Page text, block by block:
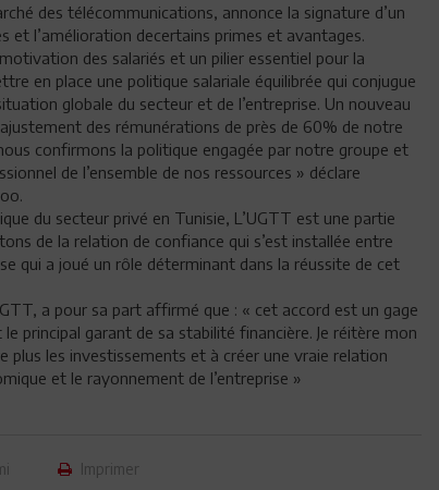
des télécommunications, annonce la signature d’un
et l’amélioration decertains primes et avantages.
des salariés et un pilier essentiel pour la
en place une politique salariale équilibrée qui conjugue
globale du secteur et de l’entreprise. Un nouveau
des rémunérations de près de 60% de notre
confirmons la politique engagée par notre groupe et
de l’ensemble de nos ressources » déclare
du secteur privé en Tunisie, L’UGTT est une partie
de la relation de confiance qui s’est installée entre
qui a joué un rôle déterminant dans la réussite de cet
a pour sa part affirmé que : « cet accord est un gage
principal garant de sa stabilité financière. Je réitère mon
plus les investissements et à créer une vraie relation
et le rayonnement de l’entreprise »
Imprimer